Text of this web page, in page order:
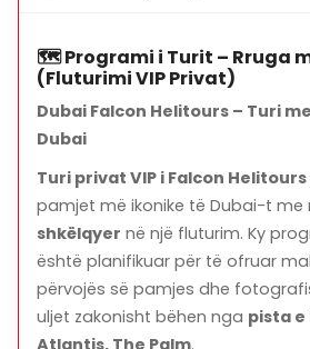
Në fluturime mund të marrin pjesë
Për të përjetuar një përvojë të
fluturimin me helikopter në Dubai
menjëherë me Falcon Helitours.
🗺️ Programi i Turit – Rruga
(Fluturimi VIP Privat)
Dubai Falcon Helitours – Turi
Dubai
Turi privat VIP i Falcon Helitours
pamjet më ikonike të Dubai-t me
shkëlqyer në një fluturim. Ky
është planifikuar për të ofruar
përvojës së pamjes dhe
uljet zakonisht bëhen nga pista
Atlantis, The Palm.